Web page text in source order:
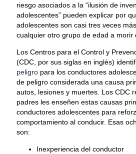
riesgo asociados a la “ilusión de
adolescentes” pueden explicar por
adolescentes son casi tres veces
cualquier otro grupo de edad a morir
Los Centros para el Control y
(CDC, por sus siglas en inglés)
peligro para los conductores
de peligro considerada una causa
autos, lesiones y muertes. Los CDC
padres les enseñen estas causas
conductores adolescentes para
comportamiento al conducir. Esas
son:
Inexperiencia del conductor